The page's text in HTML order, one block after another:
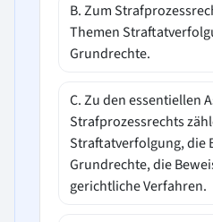
B. Zum
Themen
Grundrechte.
C. Zu den essentiellen
Strafprozessrechts
Straftatverfolgung, die
Grundrechte, die
gerichtliche Verfahren.